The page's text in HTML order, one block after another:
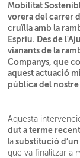
Mobilitat
vorera del carrer
cruïlla amb la
Espriu. Des de
vianants de la
Companys, que
aquest actuació
pública del
Aquesta
dut a terme
la substitució d’un
que va finalitzar a